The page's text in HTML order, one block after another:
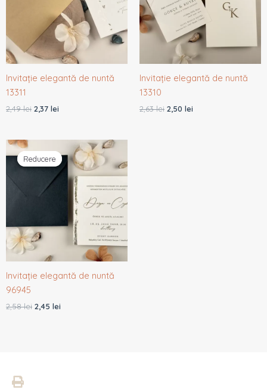
Invitație elegantă de nuntă
13311
2,49lei 2,37 lei
Invitație elegantă de nuntă
13310
2,63lei 2,50 lei
Reducere
Reducere
Invitație elegantă de nuntă
96945
2,58lei
inițial
a
2,58 lei.
2,45 lei
Prețul
curent
este:
2,45 lei.